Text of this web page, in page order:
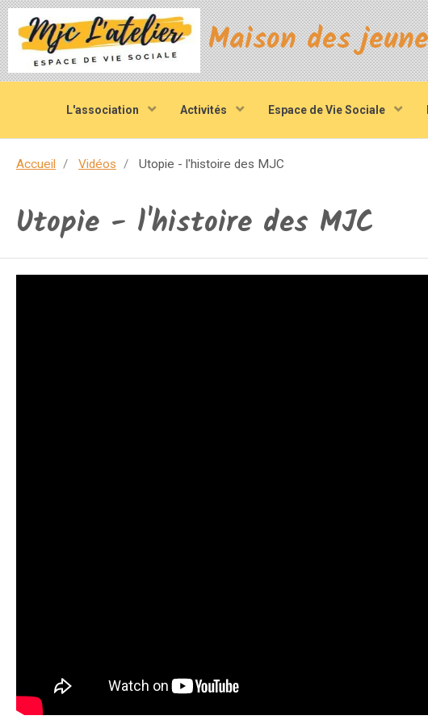
L'association Activités Espace de Vie Sociale
Accueil Vidéos Utopie - l'histoire des MJC
Utopie - l'histoire des MJC